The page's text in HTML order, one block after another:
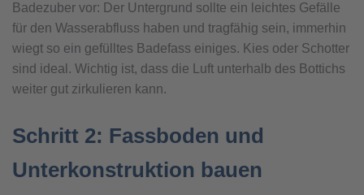
Badezuber vor: Der Untergrund sollte ein leichtes Gefälle
für den Wasserabfluss haben und tragfähig sein, immerhin
wiegt so ein gefülltes Badefass einiges. Kies oder Schotter
sind ideal. Wichtig ist, dass die Luft unterhalb des Bottichs
weiter gut zirkulieren kann.
Schritt 2: Fassboden und
Unterkonstruktion bauen